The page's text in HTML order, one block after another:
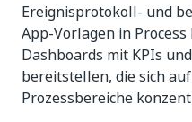
Ereignisprotokoll- und
App-Vorlagen in
Dashboards mit KPIs
bereitstellen, die sich
Prozessbereiche